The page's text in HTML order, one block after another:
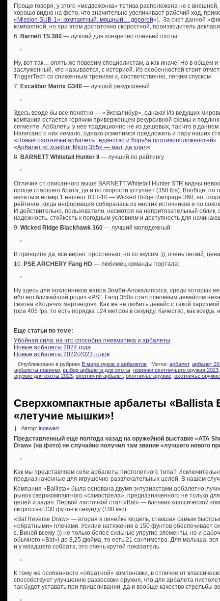
Проще говоря, у этого «медвежонка» тетива расположена не с
хорошо видно на фото, что значительно увеличивает рабочий ход,
«Mission SUB-1»: компактный, мощный… дорогой«). За счет данной
компактной, но при этом достаточно скоростной, производитель
6. Barnett TS 380 — лучший для конкретно оленьей охоты:
Ну, вот так… опять же поверим специалистам, а как иначе! Но в общем
заслуженный, что называется, с историей. Из особенностей стоит
TriggerTech со сниженным трением и, соответственно, легким спуском
7. Excalibur Matrix G340 — лучший рекурсивный
Здесь вроде бы все понятно — «Экскалибур», однако! Из ведущих
компания остается горячим приверженцем рекурсивной схемы и
сегменте. Арбалеты у нее традиционно не из дешевых, так что в
Написано о них немало, однако осмелимся предложить и пару наших
« Новые охотничьи арбалеты: единство и борьба противоположностей»
«Арбалет «Excalibur Micro 355» — мал, да удал«.
8. BARNETT Whitetail Hunter II — лучший по рейтингу
Отличия от описанного выше BARNETT Whitetail Hunter STR видны
проще старшего брата, да и по скорости уступает (350 fps). Вообще, по
являться номер 1 нашего ТОП-10 — Wicked Ridge Rampage 360, но,
рейтинге, когда информация собиралась из многих источников и по
И действительно, пользователи, несмотря на непритязательный
надежность, стойкость к погодным условиям и доступность для
9. Wicked Ridge Blackhawk 360 — лучший молодежный:
В принципе да, все верно: простенько, но со вкусом :)), очень легкий,
10. PSE ARCHERY Fang HD — любимец команды портала:
Ну здесь для поклонников жанра Зомби-Апокалипсиса, среди которых
ибо его ближайший родич «PSE Fang 350» стал основным девайсом
сезона «Ходячих мертвецов». Как же не любить девайс с такой
гора 405 fps, то есть порядка 124 метров в секунду. Качество, как всегда,
Еще статьи по теме:
Убойная сила: на что способна пневматика и арбалеты
Новые арбалеты 2024 года
Новые арбалеты 2022-2023 годов
Опубликовано в рубрике В мире луков и арбалетов | Метки: арбалет, арбалет
арбалеты новинки выбор арбалета для охоты новинки охотничьего оружия 2023
оружие для охоты 2023 охотничий арбалет, охотничье оружие охотничье
Сверхкомпактные арбалеты «Ballista
«летучие мышки»!
| Автор: ingewarr
Представленный еще полгода назад на оружейной выставке «ATA
Draw» (на фото) не случайно получил там звание «лучшего нового
Как мы представляем себе арбалеты пистолетного типа?
предназначенные для игрушечно-развлекательных целей. В нашем
Компания «Ballista» была основана двумя энтузиастами арбалетно-
рынок сверхкомпактного «самострела», предназначенного не только
целей и задач. Первой ласточкой стал «Bat» — блочник классической
скоростью 330 футов в секунду (100 м/с).
«Bat Reverse Draw» — вторая в линейке модель, ставшая самым
«обратными» плечами. Усилие натяжения в 150 фунтов обеспечивает
с. Виной всему :)) не только более сильные упругие элементы, но и
обычного «Bat») до 8,25 дюйма, то есть 21 сантиметра. Для малыша, вся
и у младшего собрата, это очень крутой показатель.
К тому же особенности «обратной» компоновки, в отличие от
способствуют улучшению развесовки оружия, что для арбалета
так будет уставать при прицеливании, да и вообще качество стрельбы